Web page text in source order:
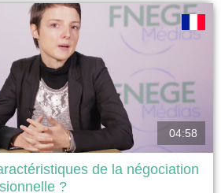
04:58
de la négociation
?